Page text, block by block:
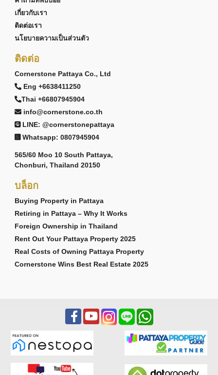
เกี่ยวกับเรา
ติดต่อเรา
นโยบายความเป็นส่วนตัว
ติดต่อ
Cornerstone Pattaya Co., Ltd
Eng +6638411250
Thai +66807945904
info@cornerstone.co.th
LINE: @cornerstonepattaya
Whatsapp: 0807945904
565/60 Moo 10 South Pattaya,
Chonburi, Thailand 20150
บล็อก
Buying Property in Pattaya
Retiring in Pattaya – Why It Works
Foreign Ownership in Thailand
Rent Out Your Pattaya Property 2025
Real Costs of Owning Pattaya Property
Cornerstone Wins Best Real Estate 2025